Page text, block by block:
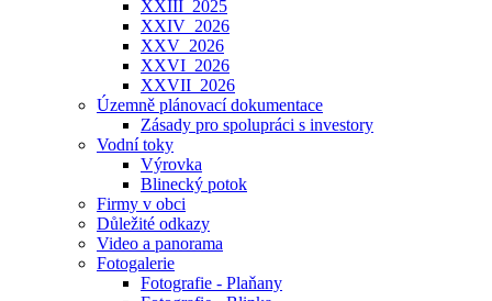
XXIII_2025
XXIV_2026
XXV_2026
XXVI_2026
XXVII_2026
Územně plánovací dokumentace
Zásady pro spolupráci s investory
Vodní toky
Výrovka
Blinecký potok
Firmy v obci
Důležité odkazy
Video a panorama
Fotogalerie
Fotografie - Plaňany